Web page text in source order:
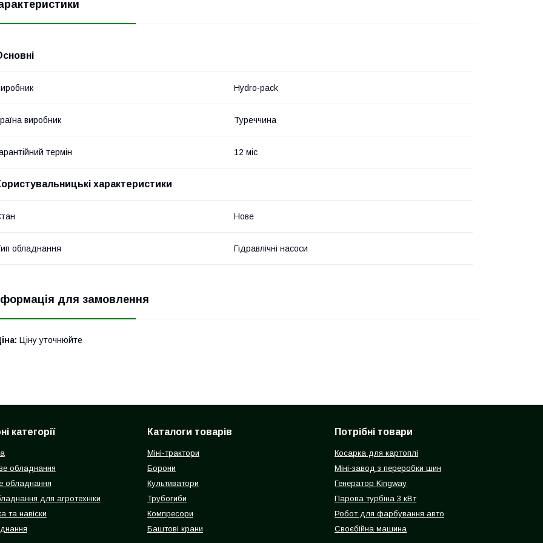
Hydro-pack
виробник Туреччина
термін 12 міс
характеристики
Нове
обладнання Гідравлічні насоси
для замовлення
Ціну уточнюйте
категорії
обладнання
обладнання
для агротехніки
та навіски
Каталоги товарів
Міні-трактори
Борони
Культиватори
Трубогиби
Компресори
Баштові крани
Потрібні товари
Косарка для картоплі
Міні-завод з переробки шин
Генератор Kingway
Парова турбіна 3 кВт
Робот для фарбування авто
Своєбійна машина